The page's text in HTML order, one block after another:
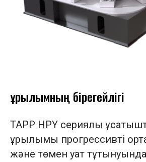
Құрылымның бірегейлігі
TAPP HPY сериялы
құрылымы прогрессивті
және төмен қуат